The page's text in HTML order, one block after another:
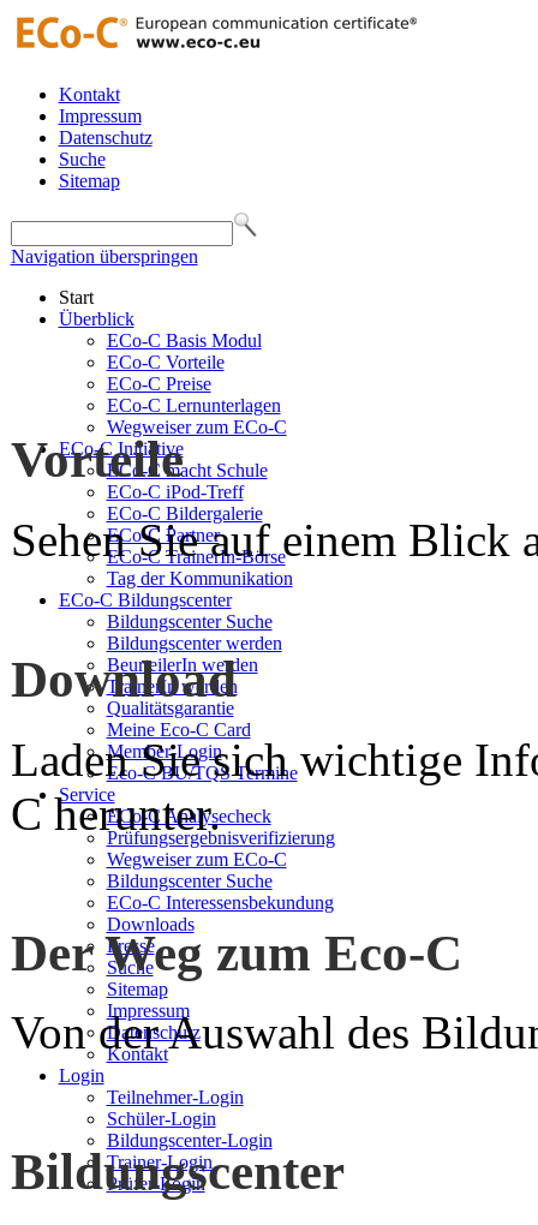
Kontakt
Impressum
Datenschutz
Suche
Sitemap
Navigation überspringen
Start
Überblick
ECo-C Basis Modul
ECo-C Vorteile
ECo-C Preise
ECo-C Lernunterlagen
Wegweiser zum ECo-C
ECo-C Initiative
ECo-C macht Schule
ECo-C iPod-Treff
ECo-C Bildergalerie
ECo-C Partner
ECo-C TrainerIn-Börse
Tag der Kommunikation
ECo-C Bildungscenter
Bildungscenter Suche
Bildungscenter werden
BeurteilerIn werden
TrainerIn werden
Qualitätsgarantie
Meine Eco-C Card
Member-Login
Eco-C BU/TQS Termine
Service
ECo-C Analysecheck
Prüfungsergebnisverifizierung
Wegweiser zum ECo-C
Bildungscenter Suche
ECo-C Interessensbekundung
Downloads
Presse
Suche
Sitemap
Impressum
Datenschutz
Kontakt
Login
Teilnehmer-Login
Schüler-Login
Bildungscenter-Login
Trainer-Login
Prüfer-Login
Vorteile
Sehen Sie auf einem Blick
Download
Laden Sie sich wichtige
C herunter.
Der Weg zum Eco-C
Von der Auswahl des
Bildungscenter